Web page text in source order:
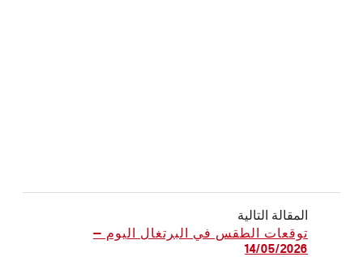
المقالة التالية
توقعات الطقس في البرتغال اليوم —
14/05/2026